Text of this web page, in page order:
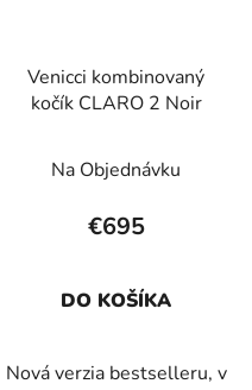
Venicci kombinovaný
kočík CLARO 2 Noir
Na Objednávku
€695
DO KOŠÍKA
Nová verzia bestselleru, v